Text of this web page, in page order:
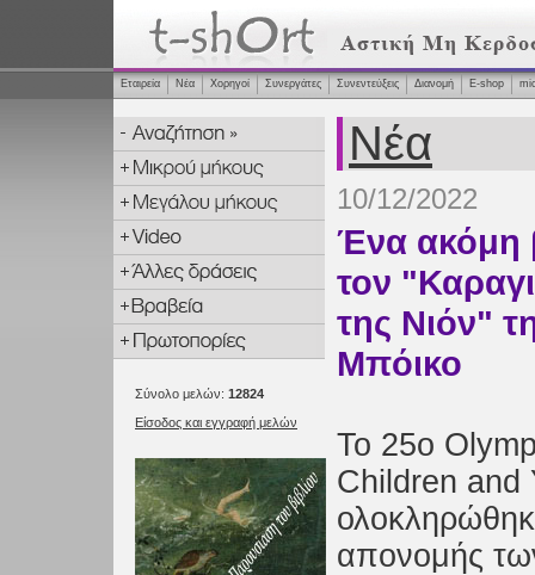
Εταιρεία Νέα Χορηγοί Συνεργάτες Συνεντεύξεις Διανομή Ε-shop
Σύνολο μελών: 12824
Είσοδος και εγγραφή μελών
Νέα
10/12/2022
Ένα ακόμη
τον
της Νιόν"
Μπόικο
Το 25ο
Children and
απονομής